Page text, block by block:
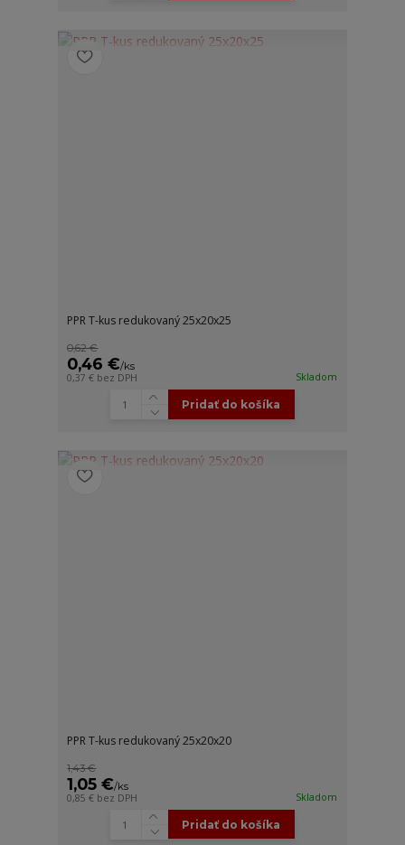
PPR T-kus redukovaný 25x20x25
0,62 €
0,46 €/ks
0,37 € bez DPH Skladom
Pridať do košíka
PPR T-kus redukovaný 25x20x20
1,43 €
1,05 €/ks
0,85 € bez DPH Skladom
Pridať do košíka